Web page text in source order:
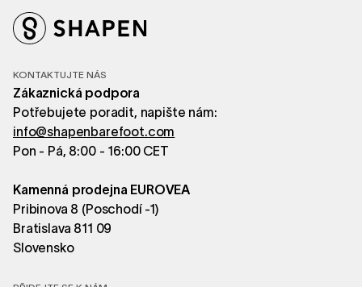
KONTAKTUJTE NÁS
Zákaznická podpora
Potřebujete poradit, napište nám:
info@shapenbarefoot.com
Pon - Pá, 8:00 - 16:00 CET
Kamenná prodejna EUROVEA
Pribinova 8 (Poschodí -1)
Bratislava 811 09
Slovensko